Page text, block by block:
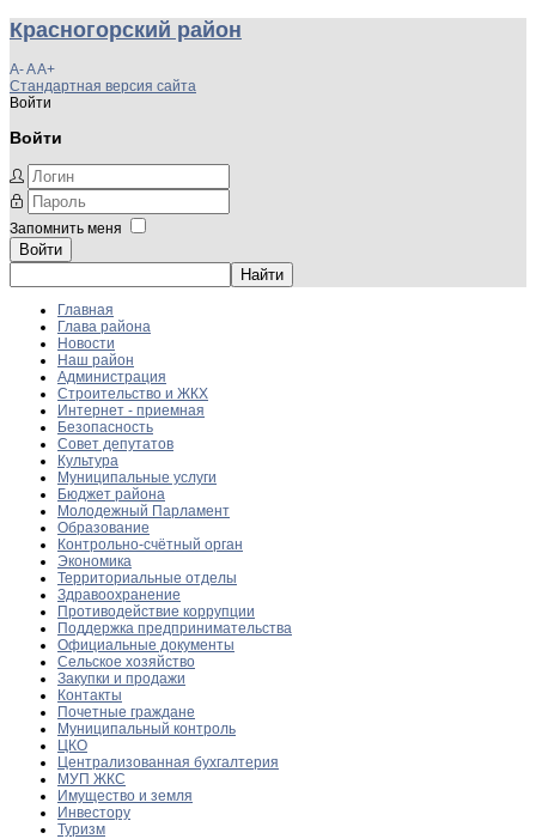
Красногорский район
A-AA+
Стандартная версия сайта
Войти
Войти
Запомнить меня
Войти
Главная
Глава района
Новости
Наш район
Администрация
Строительство и ЖКХ
Интернет - приемная
Безопасность
Совет депутатов
Культура
Муниципальные услуги
Бюджет района
Молодежный Парламент
Образование
Контрольно-счётный орган
Экономика
Территориальные отделы
Здравоохранение
Противодействие коррупции
Поддержка предпринимательства
Официальные документы
Сельское хозяйство
Закупки и продажи
Контакты
Почетные граждане
Муниципальный контроль
ЦКО
Централизованная бухгалтерия
МУП ЖКС
Имущество и земля
Инвестору
Туризм